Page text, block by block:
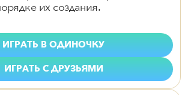
их создания.
ИГРАТЬ В ОДИНОЧКУ
ИГРАТЬ С ДРУЗЬЯМИ